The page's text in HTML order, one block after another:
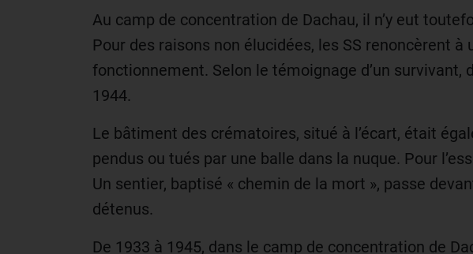
Au camp de concentration de Dachau, il n’y eut
Pour des raisons non élucidées, les SS renoncèrent
fonctionnement. Selon le témoignage d’un survivant,
1944.
Le bâtiment des crématoires, situé à l’écart, était
pendus ou tués par une balle dans la nuque. Pour
Un sentier, baptisé « chemin de la mort », passe
détenus.
De 1933 à 1945, dans le camp de concentration de